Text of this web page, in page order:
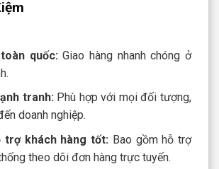
quốc: Giao hàng nhanh chóng ở
tranh: Phù hợp với mọi đối tượng,
doanh nghiệp.
trợ khách hàng tốt: Bao gồm hỗ trợ
theo dõi đơn hàng trực tuyến.